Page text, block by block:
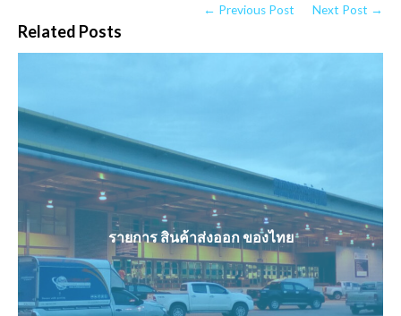
Related Posts
← Previous Post Next Post →
รายการ สินค้าส่งออก ของไทย